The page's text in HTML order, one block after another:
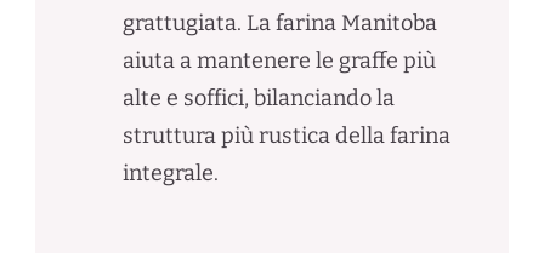
grattugiata. La farina Manitoba
aiuta a mantenere le graffe più
alte e soffici, bilanciando la
struttura più rustica della farina
integrale.